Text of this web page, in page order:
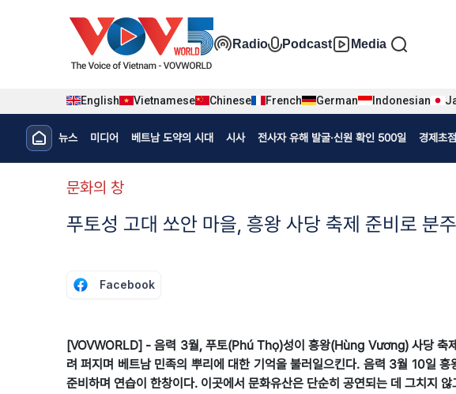
Đa phương tiện tiếng
Radio Podcast Media
English Vietnamese Chinese French German Indonesian
Menu trang chủ tiếng Hàn
뉴스 미디어 베트남 도약의 시대 시사 전사자 유해 발굴·신원 확인 500일 경제초점
menu phụ tiếng Hàn
문화의 창
푸토성 고대 쏘안 마을, 흥왕 사당 축제 준비로 분주
Facebook
[VOVWORLD] - 음력 3월, 푸토(Phú Thọ)성이 흥왕(Hùng Vương) 사당 축
려 퍼지며 베트남 민족의 뿌리에 대한 기억을 불러일으킨다. 음력 3월 10일
준비하며 연습이 한창이다. 이곳에서 문화유산은 단순히 공연되는 데 그치지